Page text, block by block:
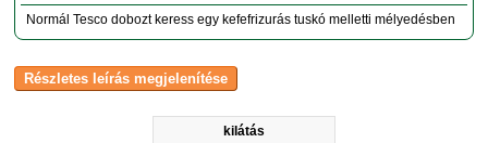
kilátás
Normál Tesco dobozt keress egy kefefrizurás tuskó melletti mélyedésben